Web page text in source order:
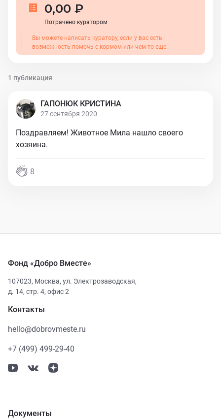
(есть WhatsApp)⠀ Директ @help_cats_moscow⠀
0,00 ₽
Потрачено куратором
Вы можете написать куратору, если у вас есть
возможность помочь с кормом или чем-то еще.
1 публикация
ГАПОНЮК КРИСТИНА
27 сентября 2020
Поздравляем! Животное Мила нашло своего
хозяина.
8
Фонд «Добро Вместе»
107023, Москва, ул. Электрозаводская,
д. 14, стр. 4, офис 2
Контакты
hello@dobrovmeste.ru
+7 (499) 499-29-40
Документы